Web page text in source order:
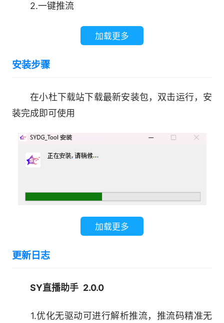
2.一键推流
自动获取推流地址，一键开播，简化直播流
专业的技术支持，确保直播稳定性，让您专注
加载更多
安装步骤
在小杜下载站下载最新安装包，双击运行，安
装完成即可使用
加载更多
更新日志
SY直播助手 2.0.0
1.优化无驱动可进行解析推流，推流码精准无